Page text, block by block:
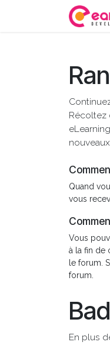
Se rendre au contenu
Récoltez
Quand
vous
Vous
à la fin de
le forum.
forum.
En plus